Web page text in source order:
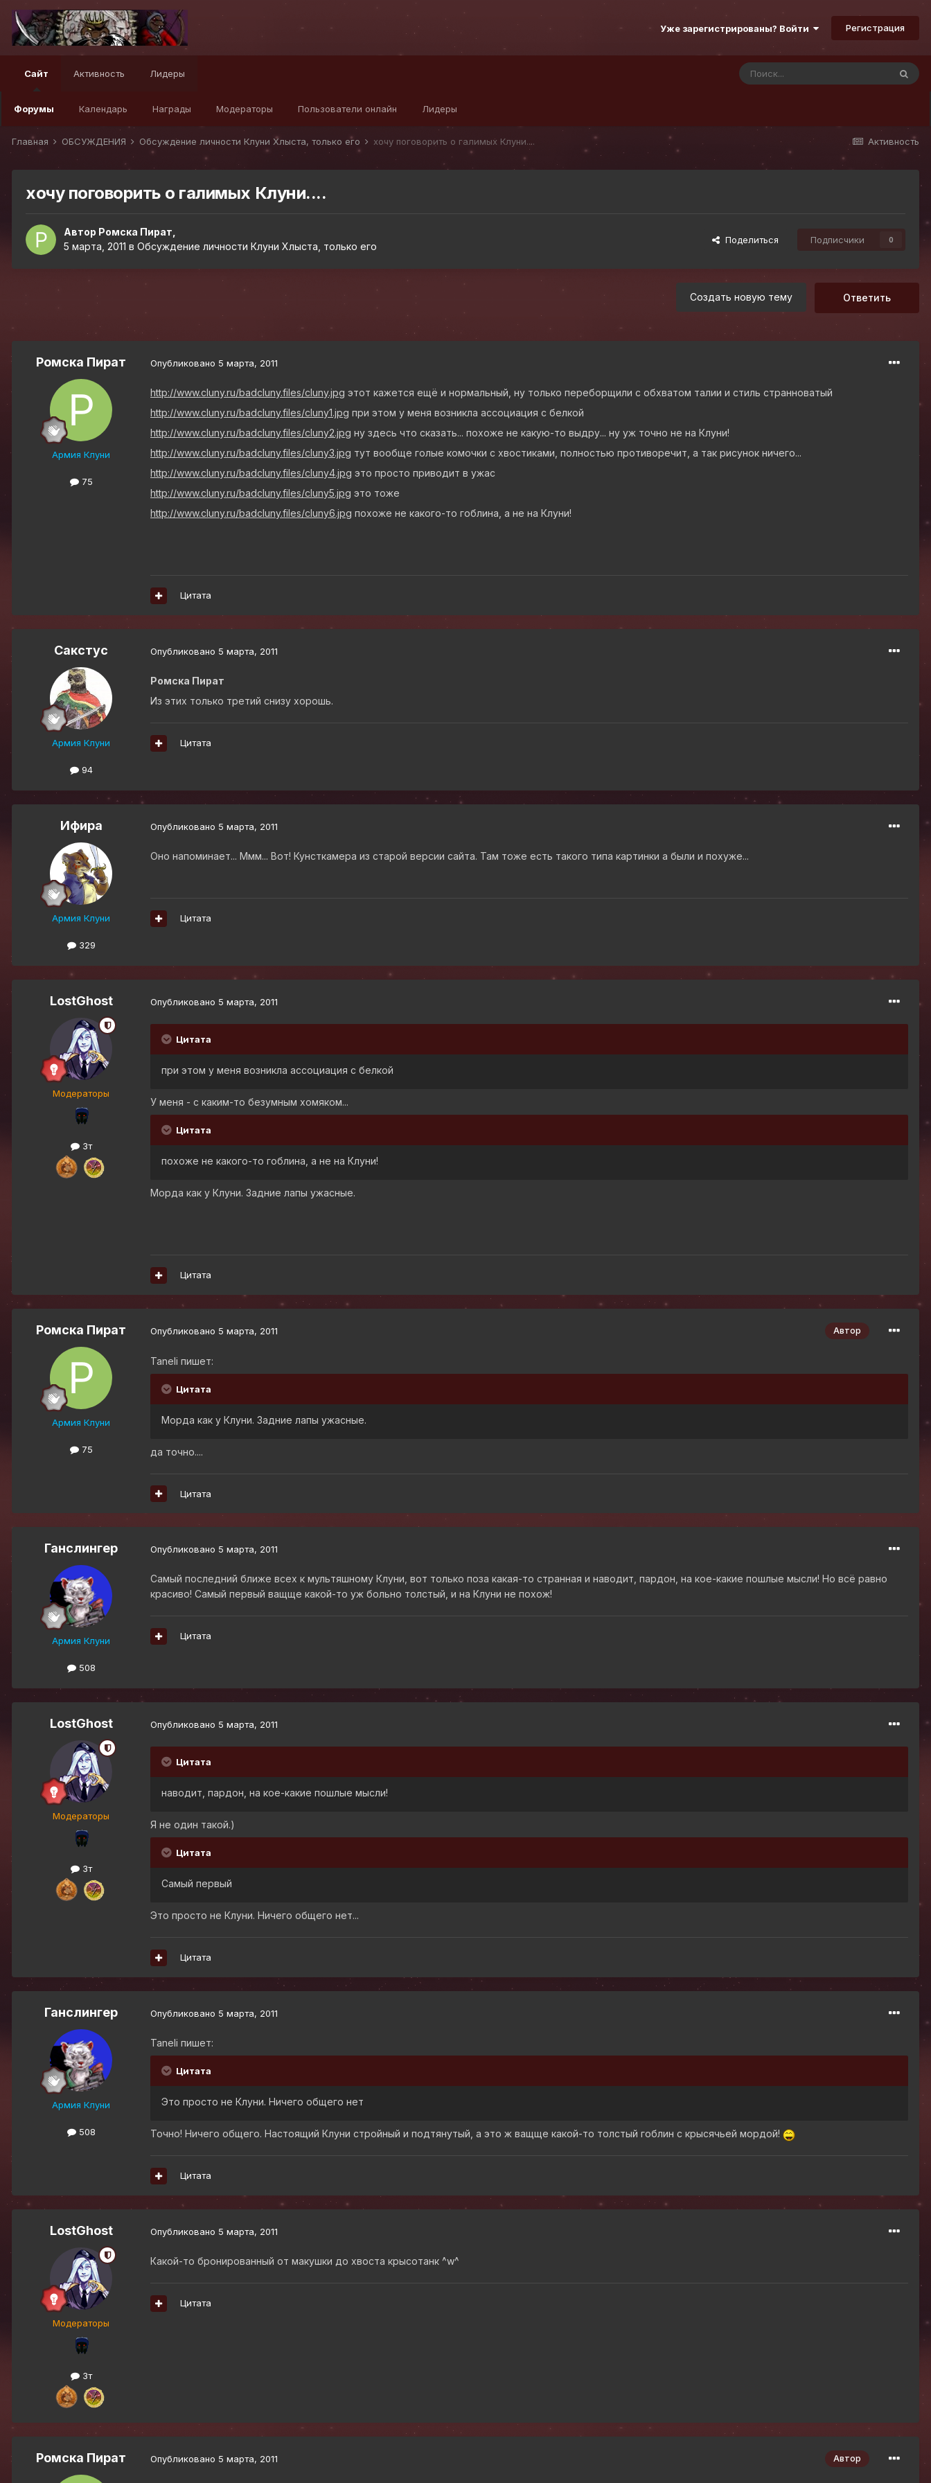
Уже зарегистрированы? Войти Регистрация
Сайт
Форумы Календарь Награды Модераторы Пользователи онлайн Лидеры
Активность Лидеры
Активность
Главная ОБСУЖДЕНИЯ Обсуждение личности Клуни Хлыста, только его хочу поговорить о галимых Клуни....
хочу поговорить о галимых Клуни....
Автор Ромска Пират
5 марта, 2011 в Обсуждение личности Клуни Хлыста, только его
Поделиться Подписчики 0
Ответить
Создать новую тему
Ромска Пират
Армия Клуни
75
Опубликовано 5 марта, 2011
http://www.cluny.ru/badcluny.files/cluny.jpg этот кажется ещё и нормальный, ну только переборщили с обхватом талии и стиль странноватый
http://www.cluny.ru/badcluny.files/cluny1.jpg при этом у меня возникла ассоциация с белкой
http://www.cluny.ru/badcluny.files/cluny2.jpg ну здесь что сказать... похоже не какую-то выдру... ну уж точно не на Клуни!
http://www.cluny.ru/badcluny.files/cluny3.jpg тут вообще голые комочки с хвостиками, полностью противоречит, а так рисунок ничего...
http://www.cluny.ru/badcluny.files/cluny4.jpg это просто приводит в ужас
http://www.cluny.ru/badcluny.files/cluny5.jpg это тоже
http://www.cluny.ru/badcluny.files/cluny6.jpg похоже не какого-то гоблина, а не на Клуни!
Цитата
Сакстус
Армия Клуни
94
Опубликовано 5 марта, 2011
Ромска Пират
Из этих только третий снизу хорошь.
Цитата
Ифира
Армия Клуни
329
Опубликовано 5 марта, 2011
Оно напоминает... Ммм... Вот! Кунсткамера из старой версии сайта. Там тоже есть такого типа картинки а были и похуже...
Цитата
LostGhost
Модераторы
3т
Опубликовано 5 марта, 2011
Цитата
при этом у меня возникла ассоциация с белкой
У меня - с каким-то безумным хомяком...
Цитата
похоже не какого-то гоблина, а не на Клуни!
Морда как у Клуни. Задние лапы ужасные.
Цитата
Ромска Пират
Армия Клуни
75
Автор
Опубликовано 5 марта, 2011
Taneli пишет:
Цитата
Морда как у Клуни. Задние лапы ужасные.
да точно....
Цитата
Ганслингер
Армия Клуни
508
Опубликовано 5 марта, 2011
Самый последний ближе всех к мультяшному Клуни, вот только поза какая-то странная и наводит, пардон, на кое-какие пошлые мысли! Но всё равно
красиво! Самый первый ващще какой-то уж больно толстый, и на Клуни не похож!
Цитата
LostGhost
Модераторы
3т
Опубликовано 5 марта, 2011
Цитата
наводит, пардон, на кое-какие пошлые мысли!
Я не один такой.)
Цитата
Самый первый
Это просто не Клуни. Ничего общего нет...
Цитата
Ганслингер
Армия Клуни
508
Опубликовано 5 марта, 2011
Taneli пишет:
Цитата
Это просто не Клуни. Ничего общего нет
Точно! Ничего общего. Настоящий Клуни стройный и подтянутый, а это ж ващще какой-то толстый гоблин с крысячьей мордой!
Цитата
LostGhost
Модераторы
3т
Опубликовано 5 марта, 2011
Какой-то бронированный от макушки до хвоста крысотанк ^w^
Цитата
Ромска Пират Автор
Опубликовано 5 марта, 2011